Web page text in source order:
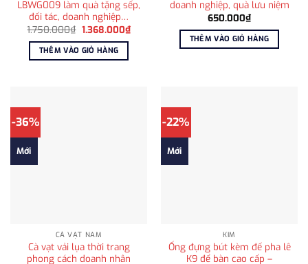
LBWG009 làm quà tặng sếp,
đối tác, doanh nghiệp…
1.750.000₫ Giá
là:
1.750.000₫.
1.368.000₫Giá
hiện
THÊM VÀO GIỎ HÀNG
doanh nghiệp, quà lưu niệm
650.000₫
THÊM VÀO GIỎ HÀNG
-36%
Mới
CÀ VẠT NAM
Cà vạt vải lụa thời trang
phong cách doanh nhân
-22%
Mới
KIM
Ống đựng bút kèm đế pha lê
K9 để bàn cao cấp –